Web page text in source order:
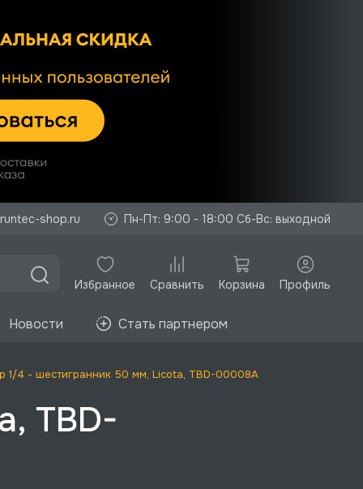
shop.ru Пн-Пт: 9:00 - 18:00 Сб-Вс: выходной
Избранное Сравнить Корзина Профиль
Новости Стать партнером
1/4 - шестигранник 50 мм, Licota, TBD-00008A
TBD-